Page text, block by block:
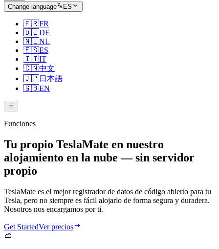
Change language ES
🇫🇷FR
🇩🇪DE
🇳🇱NL
🇪🇸ES
🇮🇹IT
🇨🇳中文
🇯🇵日本語
🇬🇧EN
Funciones
Tu propio TeslaMate en nuestro
alojamiento en la nube — sin servidor
propio
TeslaMate es el mejor registrador de datos de código abierto para tu
Tesla, pero no siempre es fácil alojarlo de forma segura y duradera.
Nosotros nos encargamos por ti.
Get StartedVer precios